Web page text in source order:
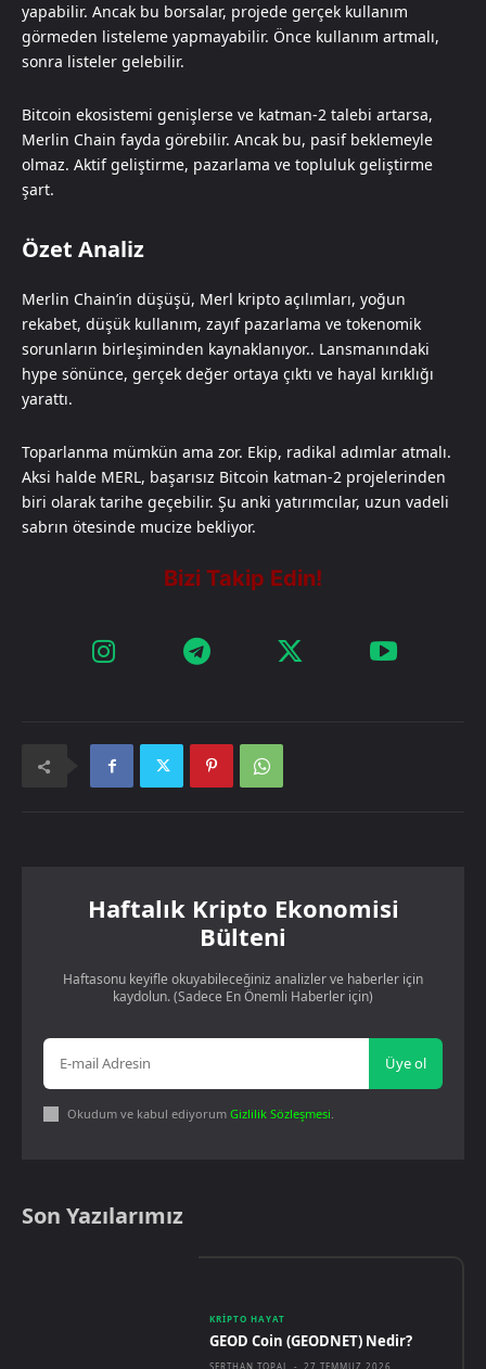
yapabilir. Ancak bu borsalar, projede gerçek kullanım
görmeden listeleme yapmayabilir. Önce kullanım artmalı,
sonra listeler gelebilir.
Bitcoin ekosistemi genişlerse ve katman-2 talebi artarsa,
Merlin Chain fayda görebilir. Ancak bu, pasif beklemeyle
olmaz. Aktif geliştirme, pazarlama ve topluluk geliştirme
şart.
Özet Analiz
Merlin Chain’in düşüşü, Merl kripto açılımları, yoğun
rekabet, düşük kullanım, zayıf pazarlama ve tokenomik
sorunların birleşiminden kaynaklanıyor.. Lansmanındaki
hype sönünce, gerçek değer ortaya çıktı ve hayal kırıklığı
yarattı.
Toparlanma mümkün ama zor. Ekip, radikal adımlar atmalı.
Aksi halde MERL, başarısız Bitcoin katman-2 projelerinden
biri olarak tarihe geçebilir. Şu anki yatırımcılar, uzun vadeli
sabrın ötesinde mucize bekliyor.
Haftalık Kripto Ekonomisi
Bülteni
Haftasonu keyifle okuyabileceğiniz analizler ve haberler için
kaydolun. (Sadece En Önemli Haberler için)
Üye ol
Okudum ve kabul ediyorum Gizlilik Sözleşmesi.
Son Yazılarımız
KRIPTO HAYAT
GEOD Coin (GEODNET) Nedir?
SERTHAN TOPAL - 27 TEMMUZ 2026